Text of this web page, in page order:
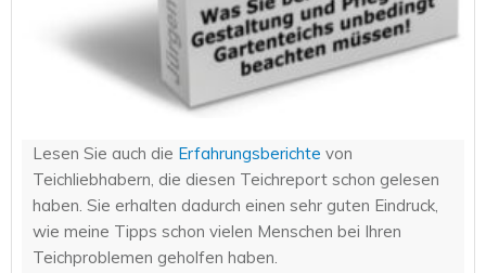
Lesen Sie auch die Erfahrungsberichte von
Teichliebhabern, die diesen Teichreport schon gelesen
haben. Sie erhalten dadurch einen sehr guten Eindruck,
wie meine Tipps schon vielen Menschen bei Ihren
Teichproblemen geholfen haben.